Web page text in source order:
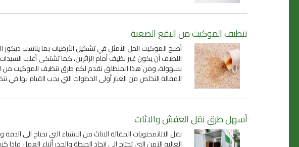
تنظيف الموكيت من البقع الصعبة
أصبح الموكيت الحل الأمثل في تشكيل الأرضيات بما يناسب ديكور
اللطيف أن يكون غير نظيف أمام الزائرين، كما تشتكى أغلب
بسهولة، ومن هذا المنطلق نقدم لكم طرق تنظيف الموكيت من
المقالة التخلص من الغبار أولى الخطوات التي يجب القيام بها في
أسهل طرق نقل العفش والاثاث
نقل الاثاثمحتويات المقالة الاثاث من الاشياء التى تحتاج الى
الغالية الثمن التي تحتاج الى اتخاذ الحيطة والحذر أثناء العمل